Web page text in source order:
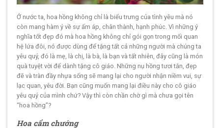
Ở nước ta, hoa hồng không chỉ là biểu trưng của tình yêu mà nó
còn mang hàm ý về sự ấm áp, chân thành, hạnh phúc. Vì những ý
nghĩa tốt đẹp đó mà hoa hồng không chỉ gói gọn trong mối quan
hệ lứa đôi, nó được dùng để tặng tất cả những người mà chúng ta
yêu quý, đó là mẹ, là chị, là bà, là bạn và tất nhiên, đây cũng là món
quà tuyệt vời để dành tặng cô giáo. Những nụ hồng tươi tắn, đẹp
đẽ và tràn đầy nhựa sống sẽ mang lại cho người nhận niềm vui, sự
lạc quan, yêu đời. Bạn cũng muốn mang lại điều này cho cô giáo
yêu quý của mình chứ? Vậy thì còn chần chờ gì mà chưa gọi tên
“hoa hồng”?
Hoa cẩm chướng